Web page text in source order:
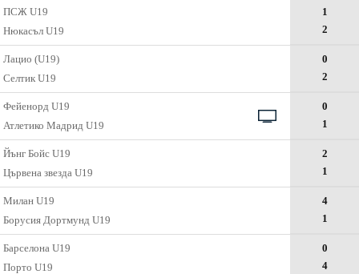
ПСЖ U19
Нюкасъл U19
1
2
Лацио (U19)
Селтик U19
0
2
Фейенорд U19
Атлетико Мадрид U19
0
1
Йънг Бойс U19
Цървена звезда U19
2
1
Милан U19
Борусия Дортмунд U19
4
1
Барселона U19
Порто U19
0
4